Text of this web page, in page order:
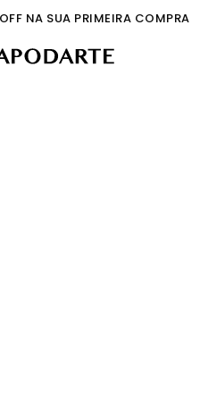
NA SUA PRIMEIRA COMPRA